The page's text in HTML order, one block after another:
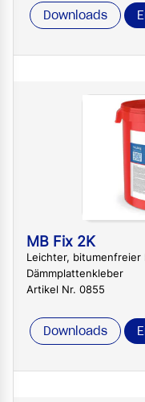
Downloads
MB Fix 2K
Leichter, bitumenfreier
Dämmplattenkleber
Artikel Nr. 0855
Downloads